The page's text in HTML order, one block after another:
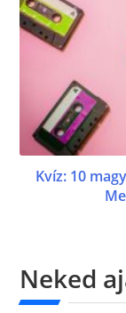
Kvíz: 10
Neked